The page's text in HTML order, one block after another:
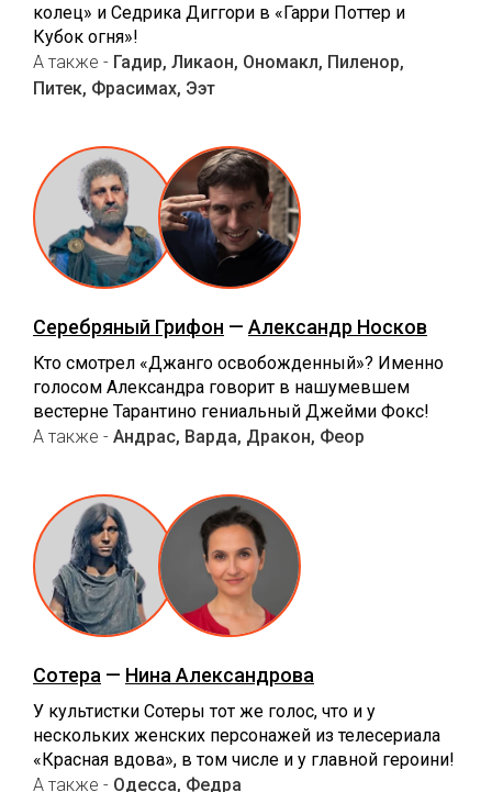
колец» и Седрика Диггори в «Гарри Поттер и
Кубок огня»!
А также - Гадир, Ликаон, Ономакл, Пиленор,
Питек, Фрасимах, Ээт
Серебряный Грифон — Александр Носков
Кто смотрел «Джанго освобожденный»? Именно
голосом Александра говорит в нашумевшем
вестерне Тарантино гениальный Джейми Фокс!
А также - Андрас, Варда, Дракон, Феор
Сотера — Нина Александрова
У культистки Сотеры тот же голос, что и у
нескольких женских персонажей из телесериала
«Красная вдова», в том числе и у главной героини!
А также - Одесса, Федра